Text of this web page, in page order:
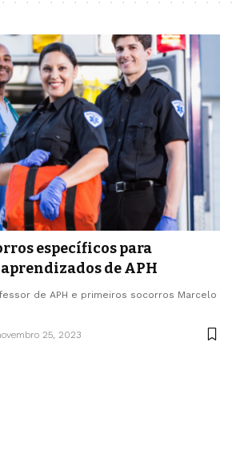
específicos para
de APH
de APH e primeiros socorros Marcelo
25, 2023